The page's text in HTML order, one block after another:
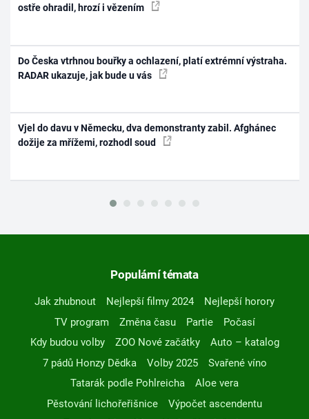
ostře ohradil, hrozí i vězením
Do Česka vtrhnou bouřky a ochlazení, platí extrémní výstraha.
RADAR ukazuje, jak bude u vás
Vjel do davu v Německu, dva demonstranty zabil. Afghánec
dožije za mřížemi, rozhodl soud
Populární témata
Jak zhubnout Nejlepší filmy 2024
Nejlepší horory
TV program
Změna času Partie
Počasí
Kdy budou volby
ZOO Nové začátky
Auto – katalog
7 pádů Honzy Dědka
Volby 2025
Svařené víno
Tatarák podle Pohlreicha
Aloe vera
Pěstování lichořeřišnice
Výpočet ascendentu